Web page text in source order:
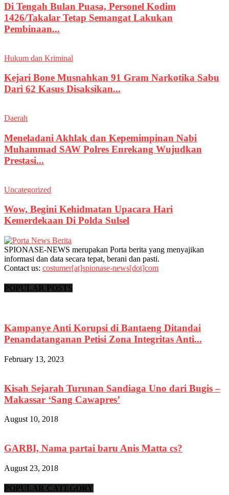
Di Tengah Bulan Puasa, Personel Kodim
1426/Takalar Tetap Semangat Lakukan
Pembinaan...
Hukum dan Kriminal
Kejari Bone Musnahkan 91 Gram Narkotika Sabu
Dari 62 Kasus Disaksikan...
Daerah
Meneladani Akhlak dan Kepemimpinan Nabi
Muhammad SAW Polres Enrekang Wujudkan
Prestasi...
Uncategorized
Wow, Begini Kehidmatan Upacara Hari
Kemerdekaan Di Polda Sulsel
SPIONASE-NEWS merupakan Porta berita yang menyajikan
informasi dan data secara tepat, berani dan pasti.
Contact us: costumer[at]spionase-news[dot]com
POPULAR POSTS
Kampanye Anti Korupsi di Bantaeng Ditandai
Penandatanganan Petisi Zona Integritas Anti...
February 13, 2023
Kisah Sejarah Turunan Sandiaga Uno dari Bugis –
Makassar ‘Sang Cawapres’
August 10, 2018
GARBI, Nama partai baru Anis Matta cs?
August 23, 2018
POPULAR CATEGORY